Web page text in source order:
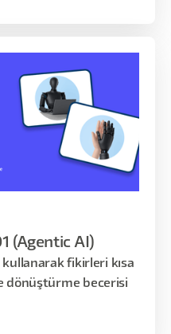
(Agentic AI)
kullanarak fikirleri kısa
dönüştürme becerisi